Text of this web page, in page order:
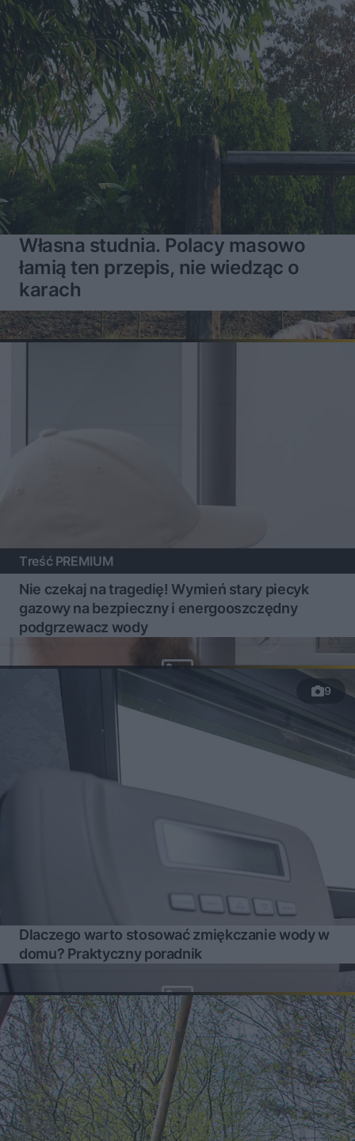
Własna studnia. Polacy masowo
łamią ten przepis, nie wiedząc o
karach
Treść PREMIUM
Nie czekaj na tragedię! Wymień stary piecyk
gazowy na bezpieczny i energooszczędny
podgrzewacz wody
9
Dlaczego warto stosować zmiękczanie wody w
domu? Praktyczny poradnik